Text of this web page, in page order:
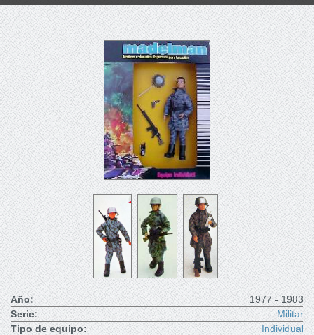
Año:
1977 - 1983
Serie:
Militar
Tipo de equipo:
Individual